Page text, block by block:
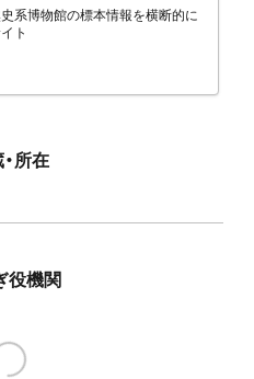
系博物館の標本情報を横断的に
ト
所在
役機関